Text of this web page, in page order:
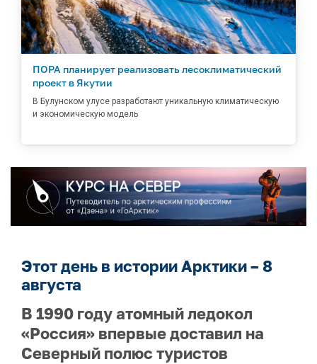
ПОРА планирует реализовать лесоклиматический
проект в Якутии
В Булунском улусе разработают уникальную климатическую
и экономическую модель
Этот день в истории Арктики – 8
августа
В 1990 году атомный ледокол
«Россия» впервые доставил на
Северный полюс туристов